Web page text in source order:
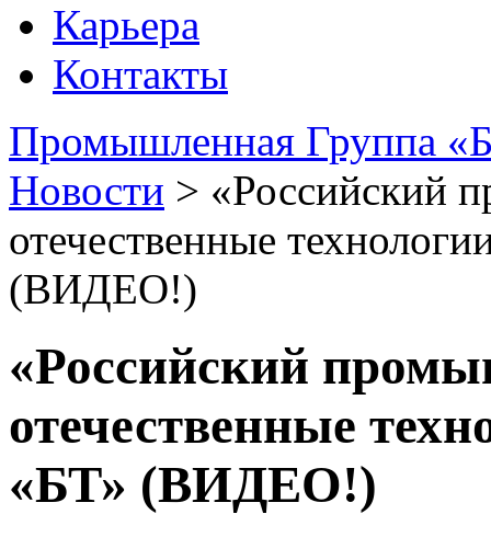
Карьера
Контакты
Промышленная Группа
Новости > «Российский
отечественные
(ВИДЕО!)
«Российский
отечественные
«БТ» (ВИДЕО!)